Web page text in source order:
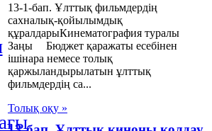
13-1-бап. Ұлттық фильмдердің
сахналық-қойылымдық
құралдарыКинематография туралы
Заңы Бюджет қаражаты есебінен
ішінара немесе толық
қаржыландырылатын ұлттық
фильмдердің са...
Толық оқу »